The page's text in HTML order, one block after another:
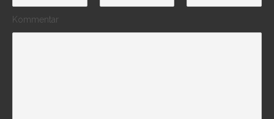
Kommentar